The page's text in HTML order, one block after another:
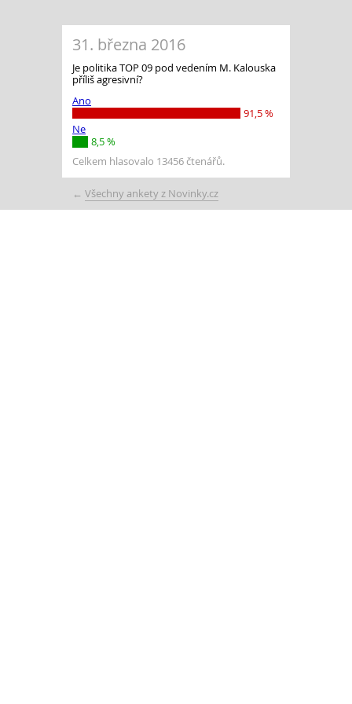
31. března 2016
Je politika TOP 09 pod vedením M. Kalouska
příliš agresivní?
Ano
91,5 %
Ne
8,5 %
Celkem hlasovalo 13456 čtenářů.
← Všechny ankety z Novinky.cz